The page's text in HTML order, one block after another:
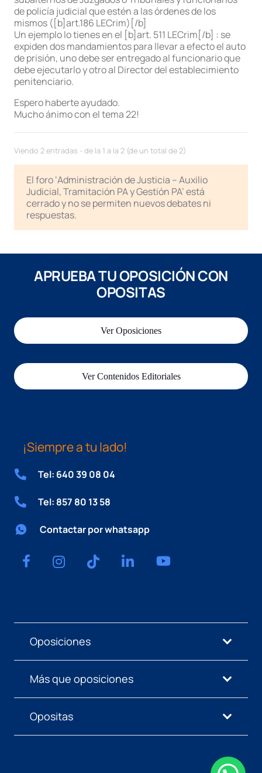
de policía judicial que estén a las órdenes de los
mismos ([b]art.186 LECrim)[/b]
Un ejemplo lo tienes en el [b]art. 511 LECrim[/b] : se
expiden dos mandamientos para llevar a efecto el auto
de prisión, uno debe ser entregado al funcionario que
debe ejecutarlo y otro al Director del establecimiento
penitenciario.
Espero haberte ayudado.
Mucho ánimo con el tema 22!
Viendo 2 entradas - de la 1 a la 2 (de un total de 2)
El foro ‘Administración de Justicia – Auxilio
Judicial, Tramitación PA y Gestión PA’ está
cerrado y no se permiten nuevos debates ni
respuestas.
APRUEBA TU OPOSICIÓN CON
OPOSITAS
Ver Oposiciones
Ver Contenidos Editoriales
¡Siempre a tu lado!
Tel: 640 39 08 04
Tel: 857 80 13 58
Contactar por whatsapp
Oposiciones
Más que oposiciones
Opositas